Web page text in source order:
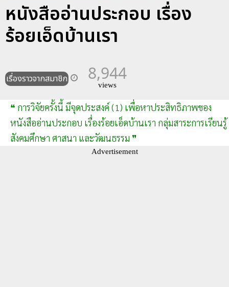
หนังสืออ่านประกอบ เรื่อง
ร้อยเอ็ดบ้านเรา
เรื่องราวจากสมาชิก 8,944
views
❝ การวิจัยครั้งนี้ มีจุดประสงค์ (1) เพื่อหาประสิทธิภาพของ
หนังสืออ่านประกอบ เรื่องร้อยเอ็ดบ้านเรา กลุ่มสาระการเรียนรู้
สังคมศึกษา ศาสนา และวัฒนธรรม ❞
Advertisement